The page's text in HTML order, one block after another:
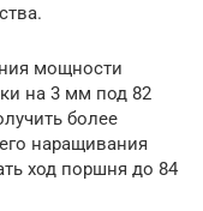
мощности
на 3 мм под 82
более
наращивания
ход поршня до 84